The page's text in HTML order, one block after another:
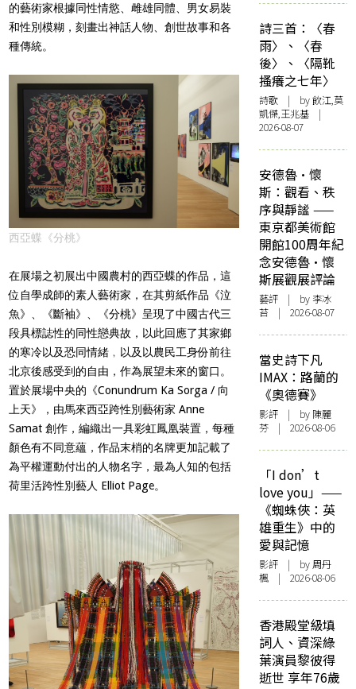
的藝術家根據同性情慾、雌雄同體、男女易裝
和性別模糊，刻畫出神話人物、創世故事和各
種傳統。
西亞蝶《分桃》
在展場之初展出中國農村的西亞蝶的作品，這
位自學成師的素人藝術家，在其剪紙作品《泣
魚》、《斷袖》、《分桃》呈現了中國古代三
段具標誌性的同性戀典故，以此回應了其家鄉
的寒冷以及恐同情緒﹐以及以農民工身份前往
北京後感受到的自由，作為展望未來的窗口。
置於展場中央的《Conundrum Ka Sorga / 向
上天》，由馬來西亞跨性別藝術家 Anne
Samat 創作，編織出一具彩虹鳳凰裝置，每種
顏色有不同意蘊，作品末梢的名牌更加記載了
為平權運動付出的人物名字，最為人知的包括
荷里活跨性別藝人 Elliot Page。
詩三首：〈春
雨〉、〈春
後〉、〈隔靴
搔癢之七年〉
詩歌 | by 飲江,莫
凱傑,王兆基 |
2026-08-07
安德魯·懷
斯：觀看、秩
序與靜謐 ——
東京都美術館
開館100周年紀
念安德魯·懷
斯展觀展評論
藝評 | by 李冰
苔 | 2026-08-07
當史詩下凡
IMAX：路蘭的
《奧德賽》
影評 | by 陳麗
芬 | 2026-08-06
「I don’t
love you」——
《蜘蛛俠：英
雄重生》中的
愛與記憶
影評 | by周丹
楓 | 2026-08-06
香港殿堂級填
詞人、資深綠
葉演員黎彼得
逝世 享年76歲